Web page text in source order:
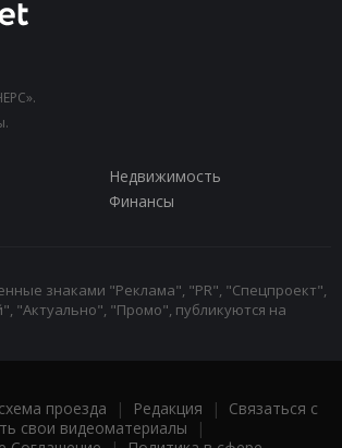
Недвижимость
Финансы
знаками "Реклама", "PR", "Спецпроект",
"Актуально", "Промо", публикуются на
проезда | Редакция | Связаться с
свои видеоматериалы |